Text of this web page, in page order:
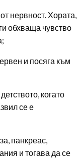
нервност. Хората,
обхваща чувство
и посяга към
когато
се е
панкреас,
и тогава да се